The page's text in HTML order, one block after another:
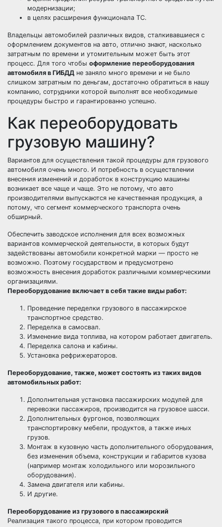
модернизации;
в целях расширения функционала ТС.
Владельцы автомобилей различных видов, сталкивавшиеся с
оформлением документов на авто, отлично знают, насколько
затратным по времени и утомительным может быть этот
процесс. Для того чтобы оформление переоборудования
автомобиля в ГИБДД не заняло много времени и не было
слишком затратным по деньгам, достаточно обратиться в нашу
компанию, сотрудники которой выполнят все необходимые
процедуры быстро и гарантированно успешно.
Как переоборудовать
грузовую машину?
Вариантов для осуществления такой процедуры для грузового
автомобиля очень много. И потребность в осуществлении
внесения изменений и доработок в конструкцию машины
возникает все чаще и чаще. Это не потому, что авто
производителями выпускаются не качественная продукция, а
потому, что сегмент коммерческого транспорта очень
обширный.
Обеспечить заводское исполнения для всех возможных
вариантов коммерческой деятельности, в которых будут
задействованы автомобили конкретной марки — просто не
возможно. Поэтому государством и предусмотрено
возможность внесения доработок различными коммерческими
организациями.
Переоборудование включает в себя такие виды работ:
Проведение переделки грузового в пассажирское
транспортное средство.
Переделка в самосвал.
Изменение вида топлива, на котором работает двигатель.
Переделка салона и кабины.
Установка рефрижераторов.
Переоборудование, также, может состоять из таких видов
автомобильных работ:
Дополнительная установка пассажирских модулей для
перевозки пассажиров, производится на грузовое шасси.
Дополнительных фургонов, позволяющих
транспортировку мебели, продуктов, а также иных
грузов.
Монтаж в кузовную часть дополнительного оборудования,
без изменения объема, конструкции и габаритов кузова
(например монтаж холодильного или морозильного
оборудования).
Замена двигателя или кабины.
И другие.
Переоборудование из грузового в пассажирский
Реализация такого процесса, при котором проводится